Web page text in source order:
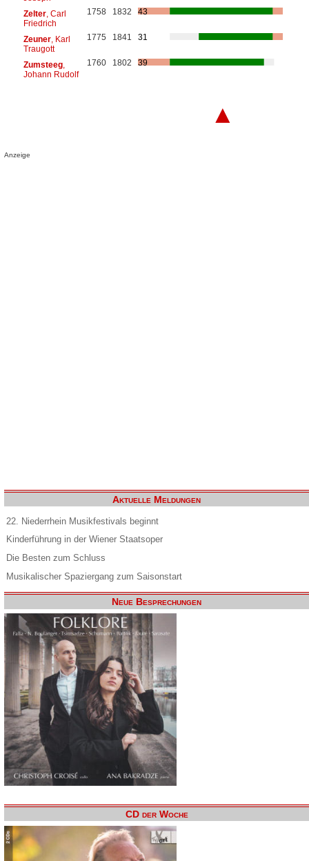
Zelter, Carl
Friedrich
1758 1832 43
Zeuner, Karl
Traugott
1775 1841 31
Zumsteeg,
Johann Rudolf
1760 1802 39
▲
Anzeige
Aktuelle Meldungen
22. Niederrhein Musikfestivals beginnt
Kinderführung in der Wiener Staatsoper
Die Besten zum Schluss
Musikalischer Spaziergang zum Saisonstart
Neue Besprechungen
CD der Woche